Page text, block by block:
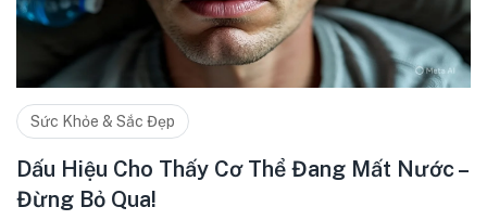
Sức Khỏe & Sắc Đẹp
Dấu Hiệu Cho Thấy Cơ Thể Đang Mất Nước –
Đừng Bỏ Qua!